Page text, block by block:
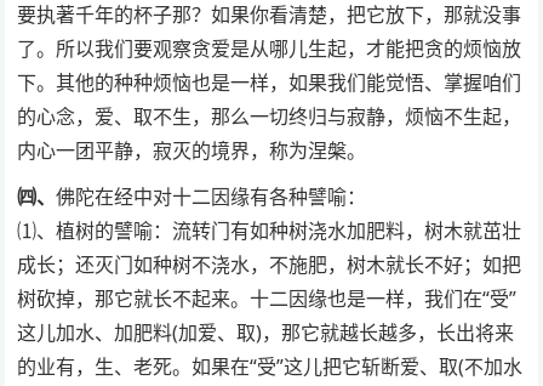
要执著千年的杯子那？如果你看清楚，把它放下，那就没事
了。所以我们要观察贪爱是从哪儿生起，才能把贪的烦恼放
下。其他的种种烦恼也是一样，如果我们能觉悟、掌握咱们
的心念，爱、取不生，那么一切终归与寂静，烦恼不生起，
内心一团平静，寂灭的境界，称为涅槃。
㈣、佛陀在经中对十二因缘有各种譬喻：
⑴、植树的譬喻：流转门有如种树浇水加肥料，树木就茁壮
成长；还灭门如种树不浇水，不施肥，树木就长不好；如把
树砍掉，那它就长不起来。十二因缘也是一样，我们在“受”
这儿加水、加肥料(加爱、取)，那它就越长越多，长出将来
的业有，生、老死。如果在“受”这儿把它斩断爱、取(不加水